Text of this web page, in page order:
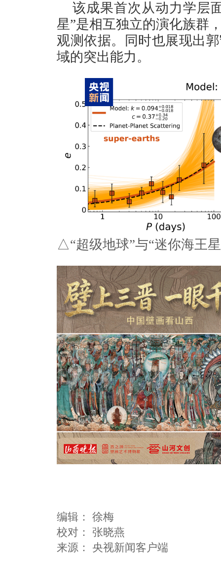
该成果首次从动力学层
星”是相互独立的演化族群
观测依据。同时也展现出
域的突出能力。
△“超级地球”与“迷你海王
编辑： 徐梅
校对： 张晓燕